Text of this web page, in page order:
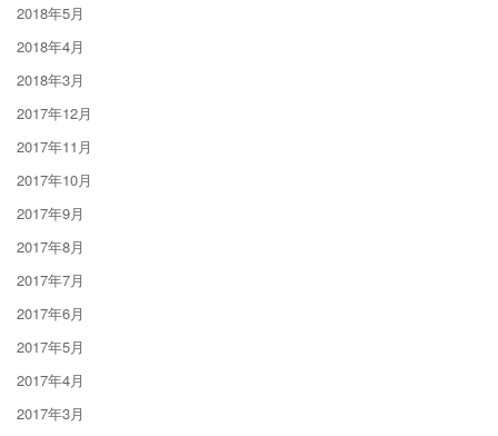
2018年5月
2018年4月
2018年3月
2017年12月
2017年11月
2017年10月
2017年9月
2017年8月
2017年7月
2017年6月
2017年5月
2017年4月
2017年3月